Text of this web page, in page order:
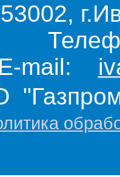
E-mail: